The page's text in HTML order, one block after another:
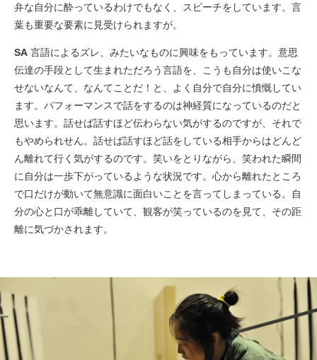
弁な自分に酔っているわけでもなく、スピーチをしています。言
葉も重要な要素に見受けられますが。
SA 言語によるズレ、みたいなものに興味をもっています。意思
伝達の手段として生まれただろう言語を、こうも自分は使いこな
せないなんて、なんてことだ！と、よく自分で自分に憤慨してい
ます。パフォーマンスで話をするのは神経質になっているのだと
思います。話せば話すほど伝わらない気がするのですが、それで
もやめられせん。話せば話すほど話をしている相手からはどんど
ん離れて行く気がするのです。笑いをとりながら、笑われた瞬間
に自分は一歩下がっているような状況です。心から離れたところ
で口だけが動いて無意識に面白いことを言ってしまっている。自
分の心と口が乖離していて、観客が笑っているのを見て、その距
離に気づかされます。